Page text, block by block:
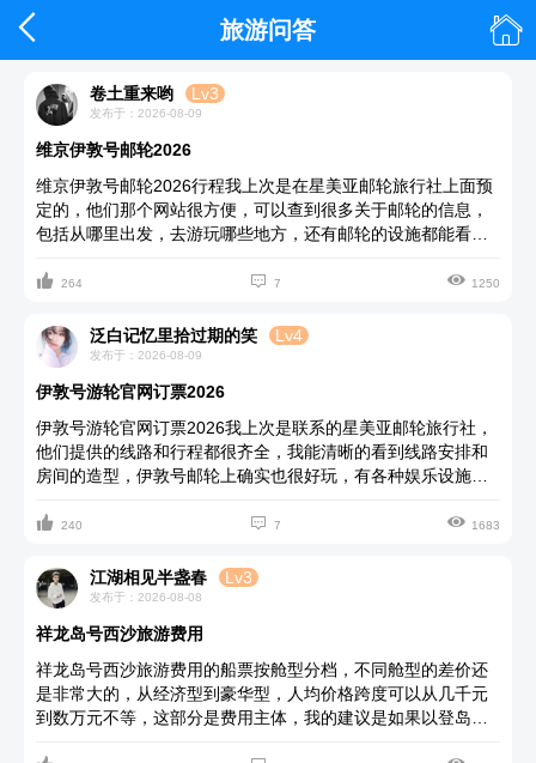
 旅游问答 
卷土重来哟 Lv3
发布于：2026-08-09
维京伊敦号邮轮2026
维京伊敦号邮轮2026行程我上次是在星美亚邮轮旅行社上面预
定的，他们那个网站很方便，可以查到很多关于邮轮的信息，
包括从哪里出发，去游玩哪些地方，还有邮轮的设施都能看
敦号邮轮确实是高端大气上档次，作为一艘国际化的海轮，品
海，心情十分舒畅，在池畔餐吧吃的那顿晚餐也十分美味，阳
光透过玻璃洒在餐厅，我们一边吃着现烤的烧烤，喝着精酿啤
 264  7  1250
泛白记忆里拾过期的笑 Lv4
发布于：2026-08-09
伊敦号游轮官网订票2026
伊敦号游轮官网订票2026我上次是联系的星美亚邮轮旅行社，
他们提供的线路和行程都很齐全，我能清晰的看到线路安排和
房间的造型，伊敦号邮轮上确实也很好玩，有各种娱乐设施，
不多，那个无边际泳池游泳真的很爽，看着远处茫茫的大海，
直不要太安逸，热气腾腾的火锅烫煮着各种各样新鲜的食材，
再和家人聊聊天，话话家常，真的很开心。
 240  7  1683
江湖相见半盏春 Lv3
发布于：2026-08-08
祥龙岛号西沙旅游费用
祥龙岛号西沙旅游费用的船票按舱型分档，不同舱型的差价还
是非常大的，从经济型到豪华型，人均价格跨度可以从几千元
到数万元不等，这部分是费用主体，我的建议是如果以登岛游